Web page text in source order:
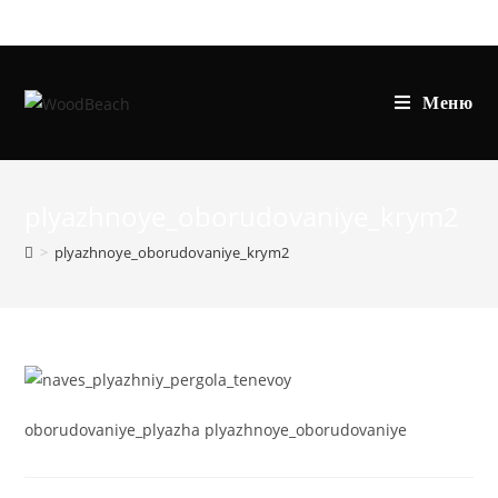
к
Меню
> plyazhnoye_oborudovaniye_krym2
oborudovaniye_plyazha plyazhnoye_oborudovaniye